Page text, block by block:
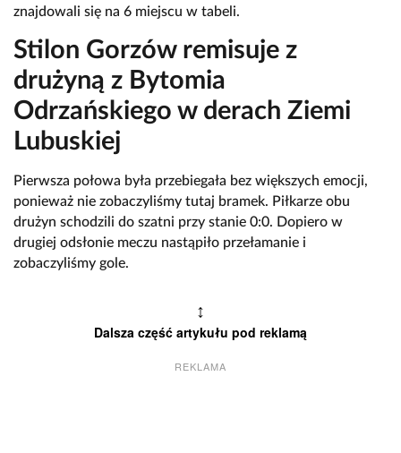
znajdowali się na 6 miejscu w tabeli.
Stilon Gorzów remisuje z
drużyną z Bytomia
Odrzańskiego w derach Ziemi
Lubuskiej
Pierwsza połowa była przebiegała bez większych emocji,
ponieważ nie zobaczyliśmy tutaj bramek. Piłkarze obu
drużyn schodzili do szatni przy stanie 0:0. Dopiero w
drugiej odsłonie meczu nastąpiło przełamanie i
zobaczyliśmy gole.
↕
Dalsza część artykułu pod reklamą
REKLAMA